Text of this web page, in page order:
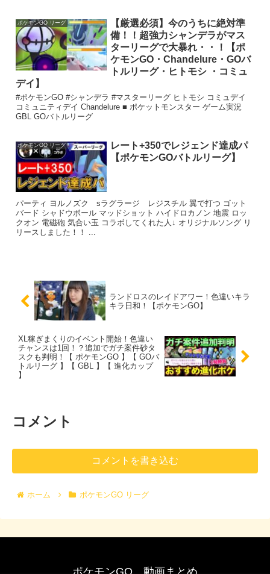
ポケモンGO リーグ
【厳選必須】今のうちに絶対準
備！！超強力シャンデラがマス
ターリーグで大暴れ・・！【ポ
ケモンGO・Chandelure・GOバ
トルリーグ・ヒトモシ ・コミュ
デイ】
#ポケモンGO #シャンデラ #マスターリーグ ヒトモシ コミュデイ
コミュニティデイ Chandelure ■ ポケットモンスター ゲーム実況
GBL GOバトルリーグ
ポケモンGO リーグ
レート+350でレジェンド達成パ
【ポケモンGOバトルリーグ】
パーティ ヨルノズク sラグラージ レジスチル 翼で打つ ゴット
バード シャドウボール マッドショット ハイドロカノン 地震 ロッ
クオン 電磁砲 気合い玉 コラボしてくれた人↓ オリジナルソング リ
リースしました！！ ...
ランドロスのレイドアワー！色違いキラ
キラ日和！【ポケモンGO】
XL稼ぎまくりのイベント開始！色違い
チャンスは1回！？追加でガチ案件砂タ
スクも判明！【 ポケモンGO 】【 GOバ
トルリーグ 】【 GBL 】【 進化カップ
】
コメント
コメントを書き込む
ホーム ポケモンGO リーグ